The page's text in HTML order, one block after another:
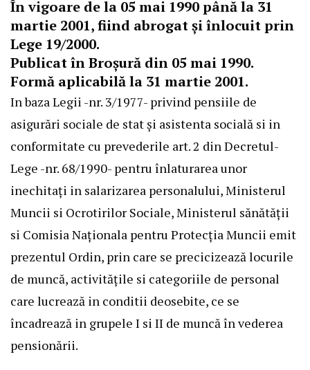
În vigoare de la 05 mai 1990 până la 31
martie 2001, fiind abrogat și înlocuit prin
Lege 19/2000.
Publicat în Broșură din 05 mai 1990.
Formă aplicabilă la 31 martie 2001.
In baza Legii -nr. 3/1977- privind pensiile de
asigurări sociale de stat și asistenta socială si in
conformitate cu prevederile art. 2 din Decretul-
Lege -nr. 68/1990- pentru înlaturarea unor
inechitați in salarizarea personalului, Ministerul
Muncii si Ocrotirilor Sociale, Ministerul sănătății
si Comisia Naționala pentru Protecția Muncii emit
prezentul Ordin, prin care se precicizează locurile
de muncă, activitățile si categoriile de personal
care lucrează in conditii deosebite, ce se
încadrează in grupele I si II de muncă în vederea
pensionării.